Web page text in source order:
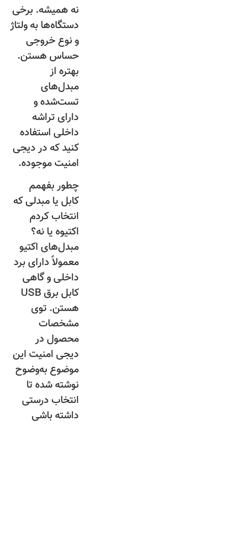
نه همیشه. برخی
دستگاه‌ها به ولتاژ
و نوع خروجی
حساس هستن.
بهتره از
مبدل‌های
تست‌شده و
دارای تراشه
داخلی استفاده
کنید که در دیجی
امنیت موجوده.
چطور بفهمم
کابل یا مبدلی که
انتخاب کردم
اکتیوه یا نه؟
مبدل‌های اکتیو
معمولاً دارای برد
داخلی و گاهی
کابل برق USB
هستن. توی
مشخصات
محصول در
دیجی امنیت این
موضوع به‌وضوح
نوشته شده تا
انتخاب درستی
داشته باشی